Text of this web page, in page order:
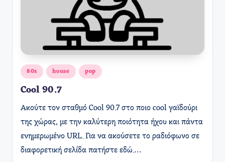
Αναρτήθηκε
80s house pop
Cool 90.7
Ακούτε τον σταθμό Cool 90.7 στο ποιο cool γαϊδούρι
της χώρας, με την καλύτερη ποιότητα ήχου και πάντα
ενημερωμένο URL. Για να ακούσετε το ραδιόφωνο σε
διαφορετική σελίδα πατήστε εδώ.…